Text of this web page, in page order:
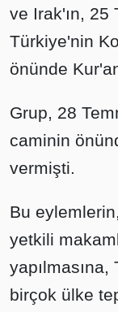
ve Irak'ın, 25
Türkiye'nin
önünde
Grup, 28
caminin
vermişti.
Bu
yetkili
birçok ülke